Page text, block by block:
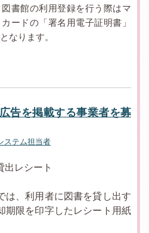
書館の利用登録を行う際はマ
ードの「署名用電子証明書」
なります。
告を掲載する事業者を募
ステム担当者
出レシート
利用者に図書を貸し出す
期限を印字したレシート用紙